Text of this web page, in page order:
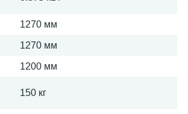
1270 мм
1270 мм
1200 мм
150 кг